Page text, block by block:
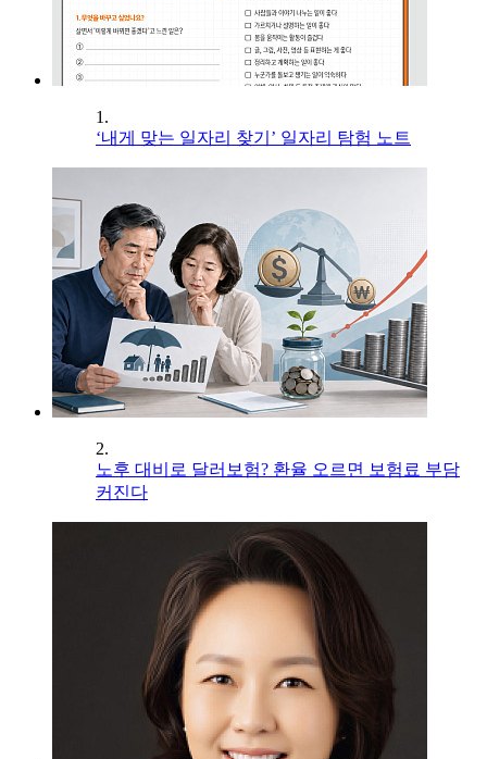
1.
‘내게 맞는 일자리 찾기’ 일자리 탐험 노트
2.
노후 대비로 달러보험? 환율 오르면 보험료 부담
커진다